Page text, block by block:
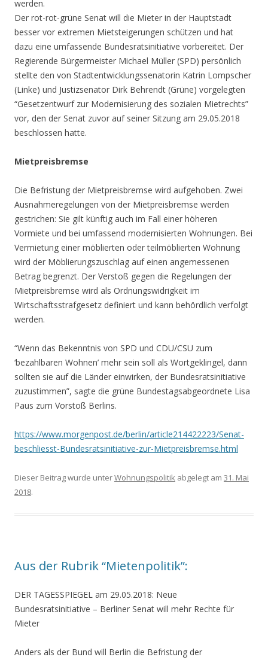
werden.
Der rot-rot-grüne Senat will die Mieter in der Hauptstadt
besser vor extremen Mietsteigerungen schützen und hat
dazu eine umfassende Bundesratsinitiative vorbereitet. Der
Regierende Bürgermeister Michael Müller (SPD) persönlich
stellte den von Stadtentwicklungssenatorin Katrin Lompscher
(Linke) und Justizsenator Dirk Behrendt (Grüne) vorgelegten
“Gesetzentwurf zur Modernisierung des sozialen Mietrechts”
vor, den der Senat zuvor auf seiner Sitzung am 29.05.2018
beschlossen hatte.
Mietpreisbremse
Die Befristung der Mietpreisbremse wird aufgehoben. Zwei
Ausnahmeregelungen von der Mietpreisbremse werden
gestrichen: Sie gilt künftig auch im Fall einer höheren
Vormiete und bei umfassend modernisierten Wohnungen. Bei
Vermietung einer möblierten oder teilmöblierten Wohnung
wird der Möblierungszuschlag auf einen angemessenen
Betrag begrenzt. Der Verstoß gegen die Regelungen der
Mietpreisbremse wird als Ordnungswidrigkeit im
Wirtschaftsstrafgesetz definiert und kann behördlich verfolgt
werden.
“Wenn das Bekenntnis von SPD und CDU/CSU zum
‘bezahlbaren Wohnen’ mehr sein soll als Wortgeklingel, dann
sollten sie auf die Länder einwirken, der Bundesratsinitiative
zuzustimmen”, sagte die grüne Bundestagsabgeordnete Lisa
Paus zum Vorstoß Berlins.
https://www.morgenpost.de/berlin/article214422223/Senat-
beschliesst-Bundesratsinitiative-zur-Mietpreisbremse.html
Dieser Beitrag wurde unterWohnungspolitik abgelegt am 31. Mai
2018.
Aus der Rubrik “Mietenpolitik”:
DER TAGESSPIEGEL am 29.05.2018: Neue
Bundesratsinitiative – Berliner Senat will mehr Rechte für
Mieter
Anders als der Bund will Berlin die Befristung der